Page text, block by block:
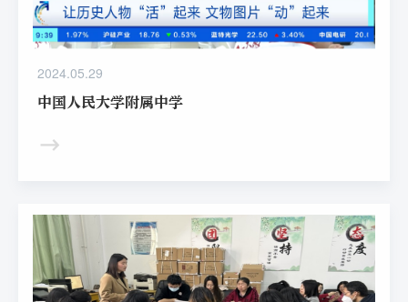
2024.05.29
中国人民大学附属中学